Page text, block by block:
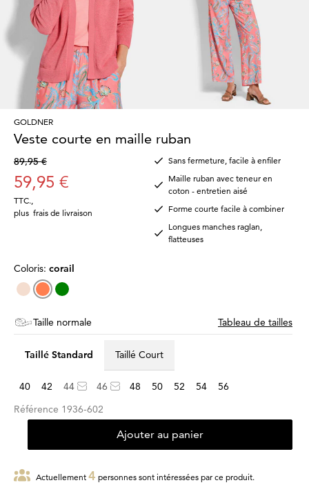
GOLDNER
Veste courte en maille ruban
89,95 €
59,95 €
TTC.
plus frais de livraison
Sans fermeture, facile à enfiler
Maille ruban avec teneur en
coton - entretien aisé
Forme courte facile à combiner
Longues manches raglan,
flatteuses
Coloris: corail
Taille normale Tableau de tailles
Taillé Standard Taillé Court
40 42 44 46 48 50 52 54
56
Référence 1936-602
Ajouter au panier
Actuellement 4 personnes sont intéressées par ce produit.